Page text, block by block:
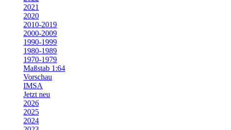
2021
2020
2010-2019
2000-2009
1990-1999
1980-1989
1970-1979
Maßstab 1:64
Vorschau
IMSA
Jetzt neu
2026
2025
2024